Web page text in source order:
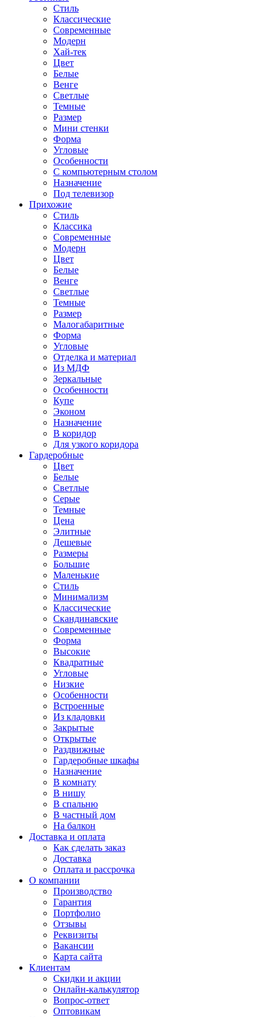
Стиль
Классические
Современные
Модерн
Хай-тек
Цвет
Белые
Венге
Светлые
Темные
Размер
Мини стенки
Форма
Угловые
Особенности
С компьютерным столом
Назначение
Под телевизор
Прихожие
Стиль
Классика
Современные
Модерн
Цвет
Белые
Венге
Светлые
Темные
Размер
Малогабаритные
Форма
Угловые
Отделка и материал
Из МДФ
Зеркальные
Особенности
Купе
Эконом
Назначение
В коридор
Для узкого коридора
Гардеробные
Цвет
Белые
Светлые
Серые
Темные
Цена
Элитные
Дешевые
Размеры
Большие
Маленькие
Стиль
Минимализм
Классические
Скандинавские
Современные
Форма
Высокие
Квадратные
Угловые
Низкие
Особенности
Встроенные
Из кладовки
Закрытые
Открытые
Раздвижные
Гардеробные шкафы
Назначение
В комнату
В нишу
В спальню
В частный дом
На балкон
Доставка и оплата
Как сделать заказ
Доставка
Оплата и рассрочка
О компании
Производство
Гарантия
Портфолио
Отзывы
Реквизиты
Вакансии
Карта сайта
Клиентам
Скидки и акции
Онлайн-калькулятор
Вопрос-ответ
Оптовикам